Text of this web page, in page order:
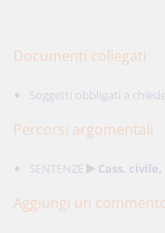
Documenti collegati
Soggetti obbligati a
Percorsi argomentali
SENTENZE Cass. civile,
Aggiungi un